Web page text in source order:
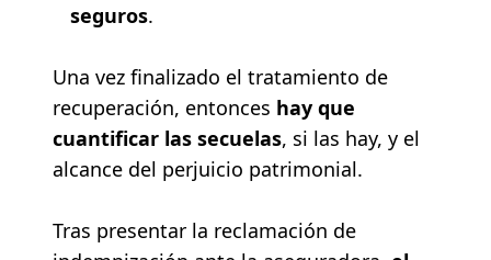
seguros.
Una vez finalizado el tratamiento de
recuperación, entonces hay que
cuantificar las secuelas, si las hay, y el
alcance del perjuicio patrimonial.
Tras presentar la reclamación de